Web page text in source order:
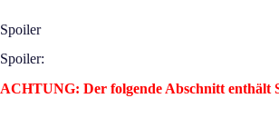
Spoiler
Spoiler:
ACHTUNG: Der folgende Abschnitt enthält